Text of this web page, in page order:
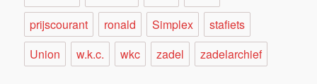
prijscourant
ronald Simplex
stafiets
Union
w.k.c. wkc zadel zadelarchief